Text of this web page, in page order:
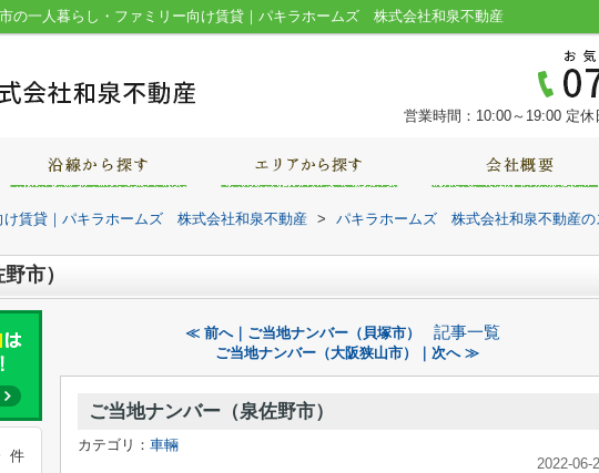
の一人暮らし・ファミリー向け賃貸｜パキラホームズ 株式会社和泉不動産
営業時間：10:00～19:00 定休
け賃貸｜パキラホームズ 株式会社和泉不動産 > パキラホームズ 株式会社和泉不動産の
市）
≪ 前へ｜ご当地ナンバー（貝塚市） 記事一覧
ご当地ナンバー（大阪狭山市）｜次へ ≫
ご当地ナンバー（泉佐野市）
カテゴリ： 車輛
2022-06-
件